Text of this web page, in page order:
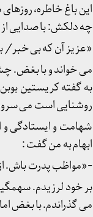
این باغ خاطره،
چه دلکش: با صدایی
«عزیز آن که بی خبر/
می خواند و با بغض.
به گفته کریستین
روشنایی است می سرود
شهامت و ایستادگی و
ابهام به من گفت :
-«مواظب پدرت باش.
بر خود لرزیدم.
می گذراندم. با بغض